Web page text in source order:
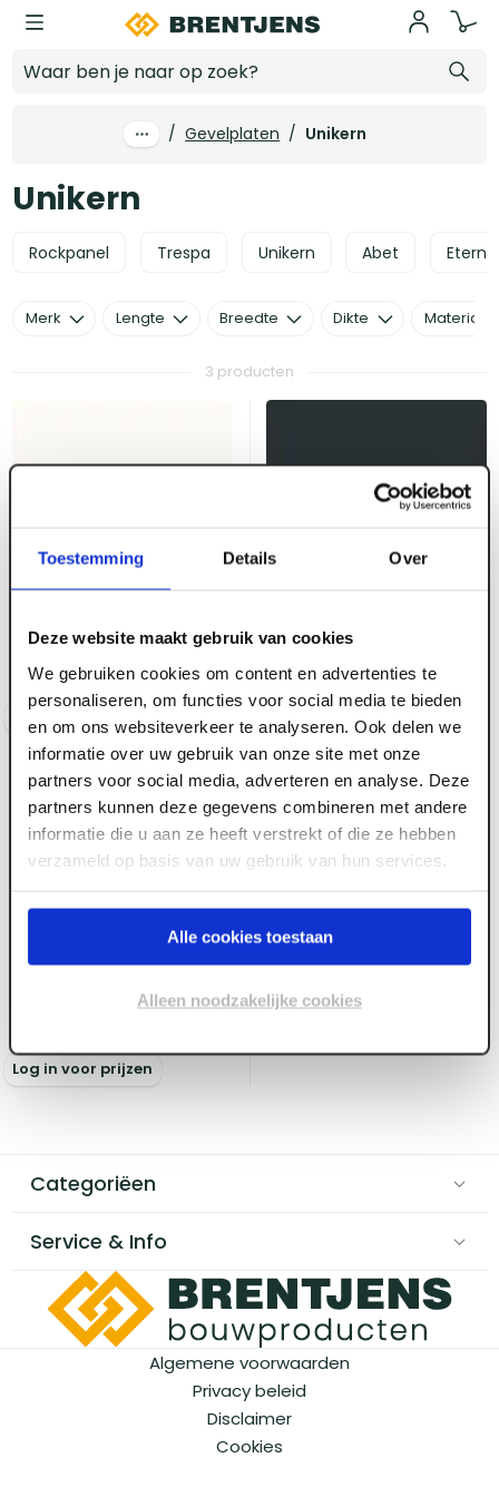
Toestemming Details Over
Deze website maakt gebruik van cookies
We gebruiken cookies om content en advertenties te
personaliseren, om functies voor social media te bieden
en om ons websiteverkeer te analyseren. Ook delen we
informatie over uw gebruik van onze site met onze
partners voor social media, adverteren en analyse. Deze
partners kunnen deze gegevens combineren met andere
informatie die u aan ze heeft verstrekt of die ze hebben
verzameld op basis van uw gebruik van hun services.
Alle cookies toestaan
Alleen noodzakelijke cookies
Ga naar hoofdinhoud
/ Gevelplaten / Unikern
Unikern
Rockpanel Trespa Unikern Abet Eternit
3 producten
ART000649
6.0 mm x 3050 x 1300
2-z 9010 Wit FSC
Voorraad: 30+
Log in voor prijzen
ART000647
2-z 7016 Antraciet FSC
Voorraad: 20+
Log in voor prijzen
6.0 mm x 3050 x 1300
UniKern bouw compact
2-z 7021 Zwartgrijs FSC
Log in voor prijzen
Merk Lengte Breedte Dikte Materiaal
Categoriëen
Service & Info
Algemene voorwaarden
Privacy beleid
Disclaimer
Cookies